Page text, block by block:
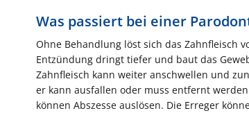
Was passiert bei einer
Ohne Behandlung löst sich das Zahnfleisch
Entzündung dringt tiefer und baut das
Zahnfleisch kann weiter anschwellen und
er kann ausfallen oder muss entfernt
können Abszesse auslösen. Die Erreger